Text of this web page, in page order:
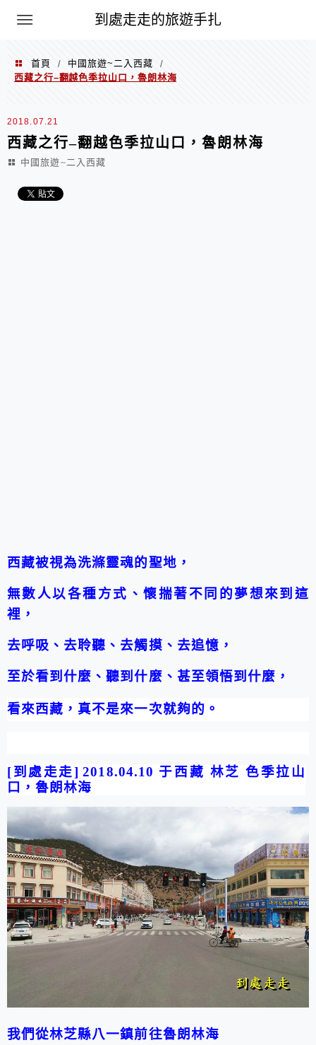
到處走走的旅遊手扎
首頁 / 中國旅遊~二入西藏
/
西藏之行–翻越色季拉山口，魯朗林海
2018.07.21
西藏之行–翻越色季拉山口，魯朗林海
中國旅遊~二入西藏
西藏被視為洗滌靈魂的聖地，
無數人以各種方式、懷揣著不同的夢想來到這
裡，
去呼吸、去聆聽、去觸摸、去追憶，
至於看到什麼、聽到什麼、甚至領悟到什麼，
看來西藏，真不是來一次就夠的。
[到處走走] 2018.04.10 于西藏 林芝 色季拉山
口，魯朗林海
我們從林芝縣八一鎮前往魯朗林海